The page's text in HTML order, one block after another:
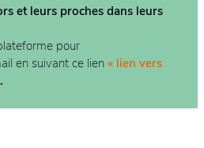
et leurs proches dans leurs
pour
en suivant ce lien « lien vers
.